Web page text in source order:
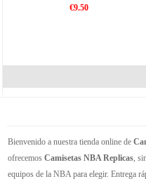
€9.50
Bienvenido a nuestra tienda online de
ofrecemos Camisetas NBA Replicas ,
equipos de la NBA para elegir. Entrega